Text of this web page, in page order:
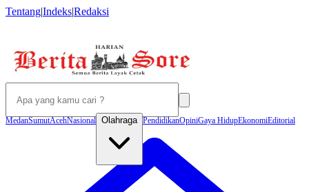
Tentang|Indeks|Redaksi
MedanSumutAcehNasional Olahraga PendidikanOpiniGaya HidupEkonomiEditorial